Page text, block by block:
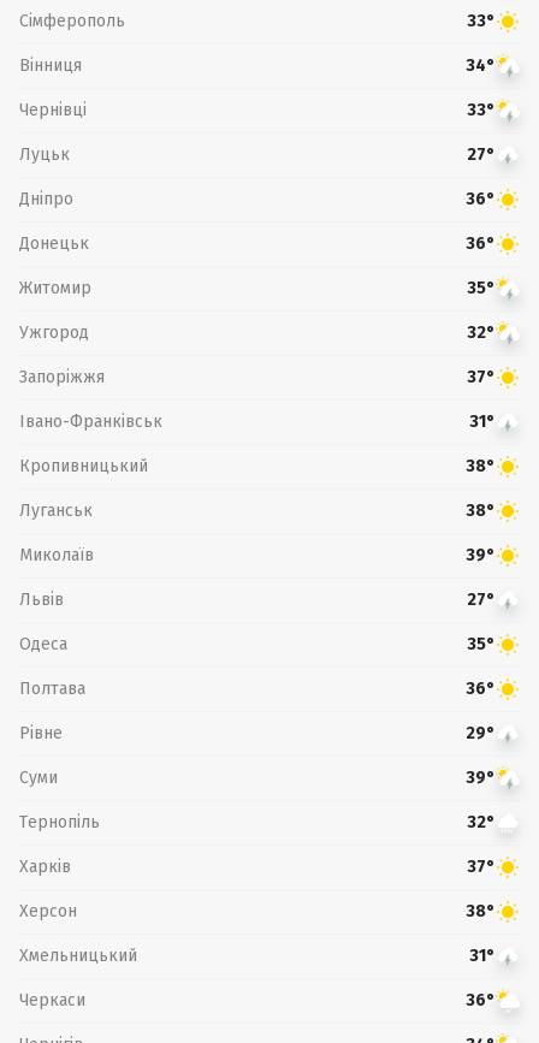
Сімферополь 33°
Вінниця 34°
Чернівці 33°
Луцьк 27°
Дніпро 36°
Донецьк 36°
Житомир 35°
Ужгород 32°
Запоріжжя 37°
Івано-Франківськ 31°
Кропивницький 38°
Луганськ 38°
Миколаїв 39°
Львів 27°
Одеса 35°
Полтава 36°
Рівне 29°
Суми 39°
Тернопіль 32°
Харків 37°
Херсон 38°
Хмельницький 31°
Черкаси 36°